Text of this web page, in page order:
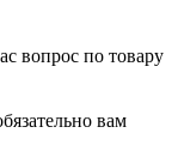
вопрос по товару
вам